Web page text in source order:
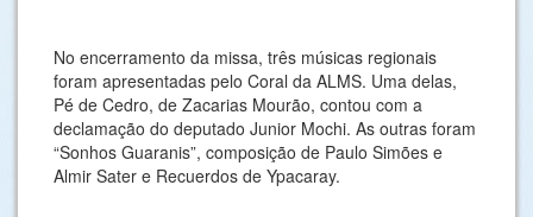
No encerramento da missa, três músicas regionais
foram apresentadas pelo Coral da ALMS. Uma delas,
Pé de Cedro, de Zacarias Mourão, contou com a
declamação do deputado Junior Mochi. As outras foram
“Sonhos Guaranis”, composição de Paulo Simões e
Almir Sater e Recuerdos de Ypacaray.